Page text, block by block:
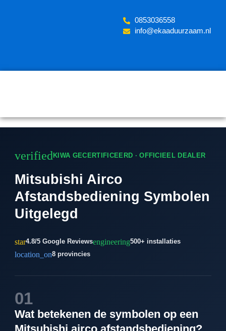
‪0853036558
info@ekaaduurzaam.nl
verified KIWA GECERTIFICEERD · OFFICIEEL DEALER
Mitsubishi Airco
Afstandsbediening Symbolen
Uitgelegd
star4.8/5 Google Reviewsengineering500+ installaties
location_on8 provincies
01
Wat betekenen de symbolen op een